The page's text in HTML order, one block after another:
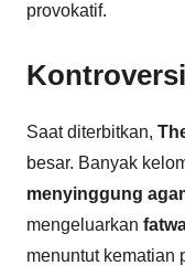
provokatif.
Saat diterbitkan,
besar. Banyak
menyinggung
mengeluarkan
menuntut kematian